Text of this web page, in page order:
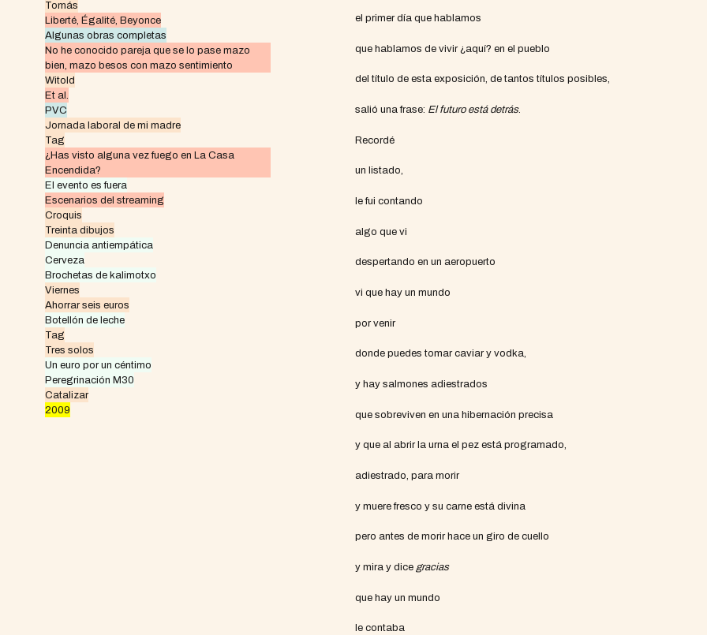
Tomás
Liberté, Égalité, Beyonce
Algunas obras completas
No he conocido pareja que se lo pase mazo
bien, mazo besos con mazo sentimiento
Witold
Et al.
PVC
Jornada laboral de mi madre
Tag
¿Has visto alguna vez fuego en La Casa
Encendida?
El evento es fuera
Escenarios del streaming
Croquis
Treinta dibujos
Denuncia antiempática
Cerveza
Brochetas de kalimotxo
Viernes
Ahorrar seis euros
Botellón de leche
Tag
Tres solos
Un euro por un céntimo
Peregrinación M30
Catalizar
2009
el primer día que hablamos
que hablamos de vivir ¿aquí? en el pueblo
del título de esta exposición, de tantos títulos posibles,
salió una frase: El futuro está detrás.
Recordé
un listado,
le fui contando
algo que vi
despertando en un aeropuerto
vi que hay un mundo
por venir
donde puedes tomar caviar y vodka,
y hay salmones adiestrados
que sobreviven en una hibernación precisa
y que al abrir la urna el pez está programado,
adiestrado, para morir
y muere fresco y su carne está divina
pero antes de morir hace un giro de cuello
y mira y dice gracias
que hay un mundo
le contaba